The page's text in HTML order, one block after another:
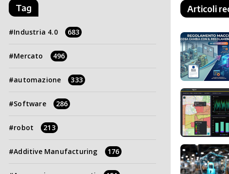
Tag
Industria 4.0 683
Mercato 496
automazione 333
Software 286
robot 213
Additive Manufacturing 176
Articoli